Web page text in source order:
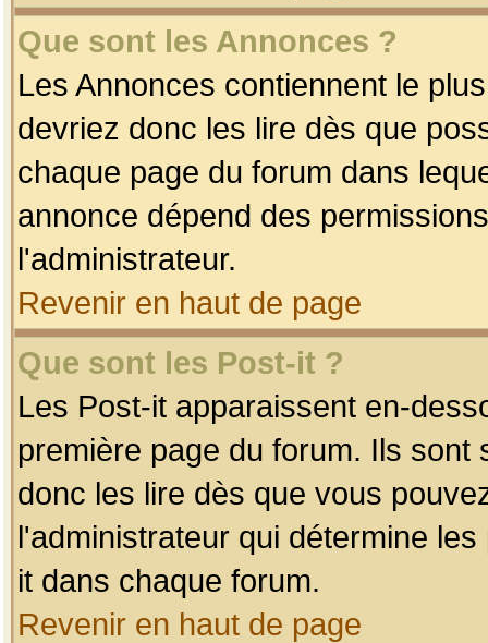
Que sont les Annonces ?
Les Annonces contiennent le
devriez donc les lire dès que
chaque page du forum dans
annonce dépend des
l'administrateur.
Revenir en haut de page
Que sont les Post-it ?
Les Post-it apparaissent en-
première page du forum. Ils
donc les lire dès que vous
l'administrateur qui détermine
it dans chaque forum.
Revenir en haut de page